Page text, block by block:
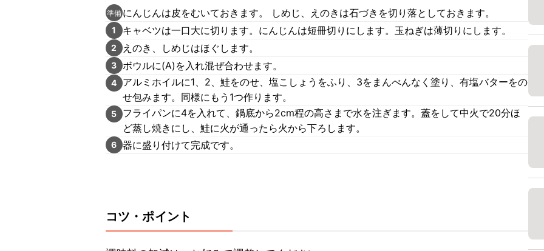
準備 にんじんは皮をむいておきます。 しめじ、えのきは石づきを切り落としておきます。
1 キャベツは一口大に切ります。にんじんは短冊切りにします。玉ねぎは薄切りにします。
2 えのき、しめじはほぐします。
3 ボウルに(A)を入れ混ぜ合わせます。
4
アルミホイルに1、2、鮭をのせ、塩こしょうをふり、3をまんべんなく塗り、有塩バターをの
せ包みます。同様にもう1つ作ります。
5
フライパンに4を入れて、鍋底から2cm程の高さまで水を注ぎます。蓋をして中火で20分ほ
ど蒸し焼きにし、鮭に火が通ったら火から下ろします。
6 器に盛り付けて完成です。
コツ・ポイント